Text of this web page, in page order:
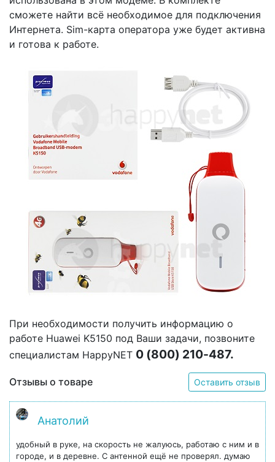
сможете найти всё необходимое для подключения
Интернета. Sim-карта оператора уже будет активна
и готова к работе.
При необходимости получить информацию о
работе Huawei K5150 под Ваши задачи, позвоните
специалистам HappyNET 0 (800) 210-487.
Отзывы о товаре Оставить отзыв
Анатолий
удобный в руке, на скорость не жалуюсь, работаю с ним и в
городе, и в деревне. С антенной ещё не проверял. думаю